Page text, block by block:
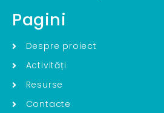
Pagini
Despre proiect
Activități
Resurse
Contacte